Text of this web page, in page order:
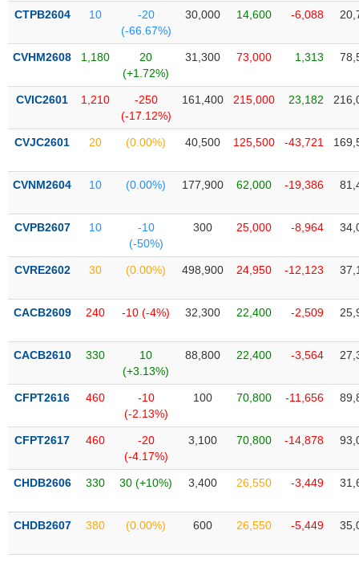
ký
Danh
phiếu
tiết
quan
dịch
chính
tích
thuật
sơ
doanh
Tin
CTPB2604 10
-20
(-66.67%)
30,000 14,600 -6,088
CVHM2608 1,180
20
(+1.72%)
31,300 73,000 1,313
CVIC2601 1,210
-250
(-17.12%)
161,400 215,000 23,182
CVJC2601 20 (0.00%) 40,500 125,500 -43,721
CVNM2604 10 (0.00%) 177,900 62,000 -19,386
CVPB2607 10
-10
(-50%)
300 25,000 -8,964
CVRE2602 30 (0.00%) 498,900 24,950 -12,123
CACB2609 240 -10 (-4%) 32,300 22,400 -2,509
CACB2610 330
10
(+3.13%)
88,800 22,400 -3,564
CFPT2616 460
-10
(-2.13%)
100 70,800 -11,656
CFPT2617 460
-20
(-4.17%)
3,100 70,800 -14,878
CHDB2606 330 30 (+10%) 3,400 26,550 -3,449
CHDB2607 380 (0.00%) 600 26,550 -5,449
XUẤT
LIỆU
MỚI
(-)
SECTOR
NĂNG
VẬT
CÔNG